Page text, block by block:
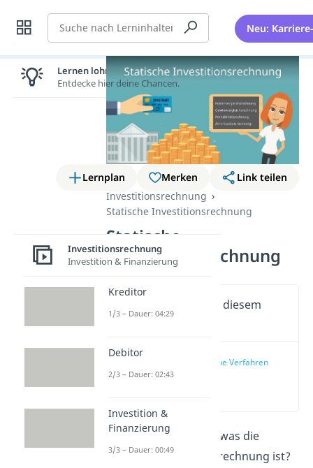
Suche Neu:
Lernplan Merken
Link teilen
Investitionsrechnung
Statische Investitionsrechnung
Statische
Investitionsrechnung
Wichtige Inhalte in diesem
Video
Statische Verfahren
Du möchtest wissen, was die
statische Investitionsrechnung ist?
Lernen lohnt sich!
Entdecke hier deine Chancen.
Investitionsrechnung
Investition & Finanzierung
Kreditor
1/3 – Dauer: 04:29
Debitor
2/3 – Dauer: 02:43
Investition &
Finanzierung
3/3 – Dauer: 00:49